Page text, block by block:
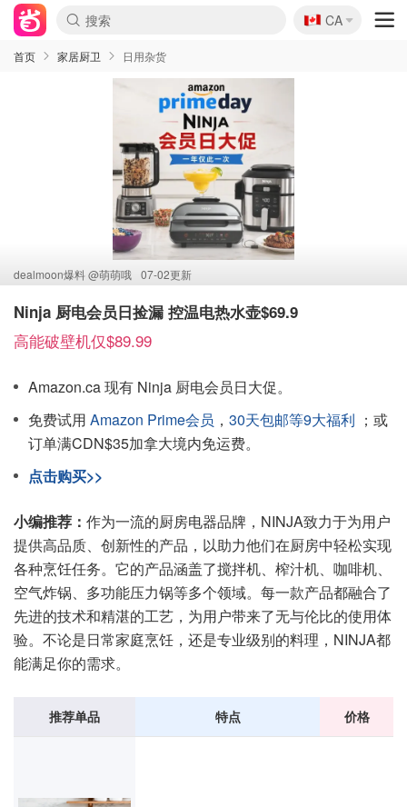
🇨🇦
CA
首页 家居厨卫 日用杂货
dealmoon爆料 @萌萌哦 07-02更新
Ninja 厨电会员日捡漏 控温电热水壶$69.9
高能破壁机仅$89.99
Amazon.ca 现有 Ninja 厨电会员日大促。
免费试用 Amazon Prime会员 ， 30天包邮等9大福利 ；或
订单满CDN$35加拿大境内免运费。
点击购买>>
小编推荐： 作为一流的厨房电器品牌，NINJA致力于为用户
提供高品质、创新性的产品，以助力他们在厨房中轻松实现
各种烹饪任务。它的产品涵盖了搅拌机、榨汁机、咖啡机、
空气炸锅、多功能压力锅等多个领域。每一款产品都融合了
先进的技术和精湛的工艺，为用户带来了无与伦比的使用体
验。不论是日常家庭烹饪，还是专业级别的料理，NINJA都
能满足你的需求。
推荐单品 特点 价格